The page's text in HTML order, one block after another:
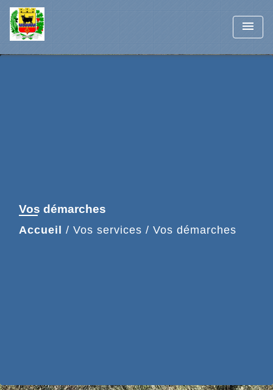
menu
Vos démarches
Accueil / Vos services / Vos démarches